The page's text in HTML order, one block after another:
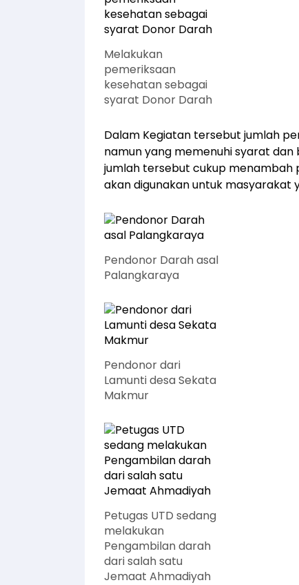
Melakukan
pemeriksaan
kesehatan sebagai
syarat Donor Darah
Dalam Kegiatan tersebut jumlah
namun yang memenuhi syarat dan
jumlah tersebut cukup menambah
akan digunakan untuk masyarakat
Pendonor Darah asal
Palangkaraya
Pendonor dari
Lamunti desa Sekata
Makmur
Petugas UTD sedang
melakukan
Pengambilan darah
dari salah satu
Jemaat Ahmadiyah